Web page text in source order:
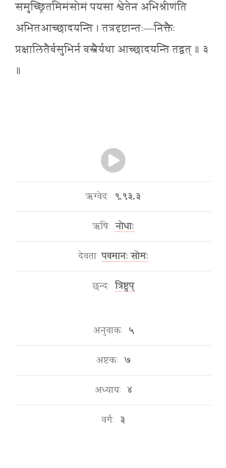
समुच्छ्रितमिमंसोमं पयसा श्वेतेन अभिश्रीणंति
अभितआच्छादयन्ति । तत्रदृष्टान्तः—निक्तैः
प्रक्षालितैर्वसुभिर्न वस्त्रैर्यथा आच्छादयन्ति तद्वत् ॥ ३
॥
ऋग्वेदः ९.९३.३
ऋषिः नोधाः
देवता पवमानः सोमः
छन्दः त्रिष्टुप्
अनुवाकः ५
अष्टकः ७
अध्यायः ४
वर्गः ३